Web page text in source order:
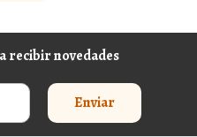
recibir novedades
Enviar